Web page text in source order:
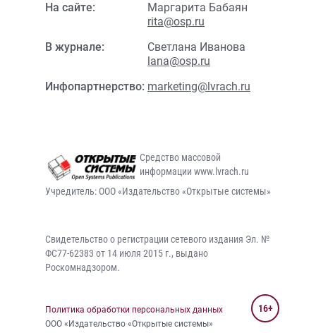
На сайте:
Маргарита Бабаян
rita@osp.ru
В журнале:
Светлана Иванова
lana@osp.ru
Инфопартнерство: marketing@lvrach.ru
Средство массовой
информации www.lvrach.ru
Учредитель: ООО «Издательство «Открытые системы»
Свидетельство о регистрации сетевого издания Эл. №
ФС77-62383 от 14 июля 2015 г., выдано
Роскомнадзором.
Политика обработки персональных данных
ООО «Издательство «Открытые системы»
16+